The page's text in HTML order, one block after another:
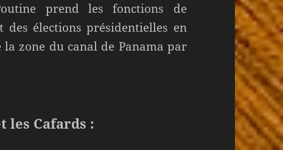
prend les fonctions de
élections présidentielles en
zone du canal de Panama par
les Cafards :